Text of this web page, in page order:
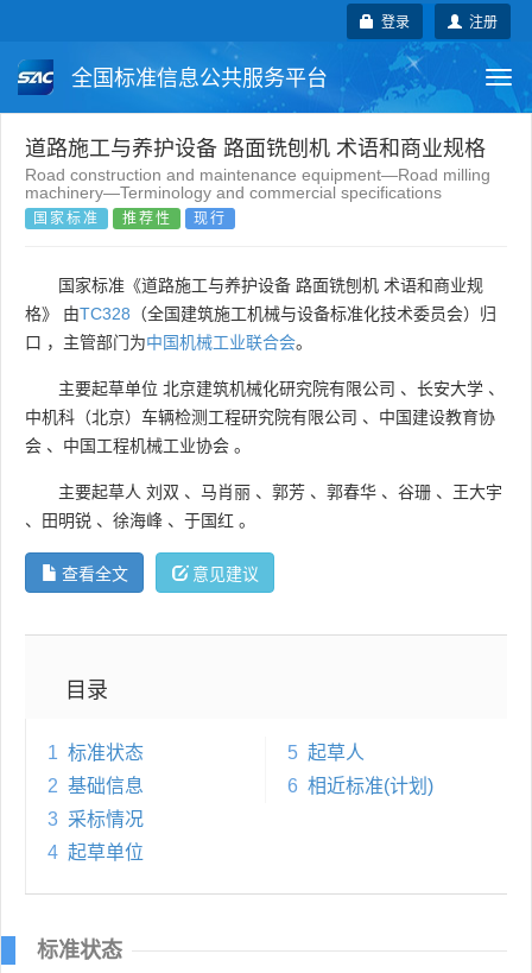
注册
登录
全国标准信息公共服务平台
国家标准 行业标准 地方标准
团体标准 企业标准 国际标准
道路施工与养护设备 路面铣刨机 术语和商业规格
Road construction and maintenance equipment—Road milling
machinery—Terminology and commercial specifications
国家标准 推荐性 现行
国家标准《道路施工与养护设备 路面铣刨机 术语和商业规
格》 由TC328 （全国建筑施工机械与设备标准化技术委员会）归
口 ，主管部门为中国机械工业联合会。
主要起草单位 北京建筑机械化研究院有限公司 、 长安大学 、
中机科（北京）车辆检测工程研究院有限公司 、 中国建设教育协
会 、 中国工程机械工业协会 。
主要起草人 刘双 、 马肖丽 、 郭芳 、 郭春华 、 谷珊 、 王大宇
、
田明锐 、 徐海峰 、 于国红 。
查看全文 意见建议
目录
1 标准状态
2 基础信息
3 采标情况
4 起草单位
5 起草人
6 相近标准(计划)
标准状态